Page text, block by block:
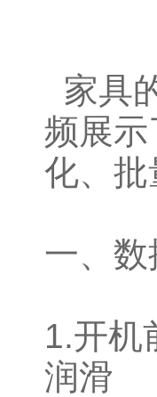
家具
频展
化、
一、
1.开机
润